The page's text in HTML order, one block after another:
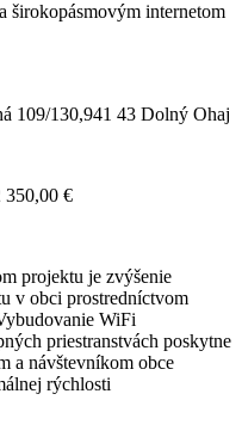
širokopásmovým internetom
109/130,941 43 Dolný Ohaj
350,00 €
projektu je zvýšenie
v obci prostredníctvom
WiFi
priestranstvách poskytne
a návštevníkom obce
rýchlosti